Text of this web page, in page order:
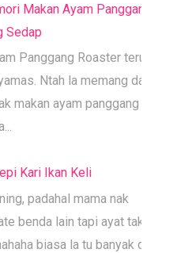
Makan Ayam Panggang
Sedap
Panggang Roaster terus
Ntah la memang dari
makan ayam panggang
Kari Ikan Keli
padahal mama nak
benda lain tapi ayat tak
biasa la tu banyak dah